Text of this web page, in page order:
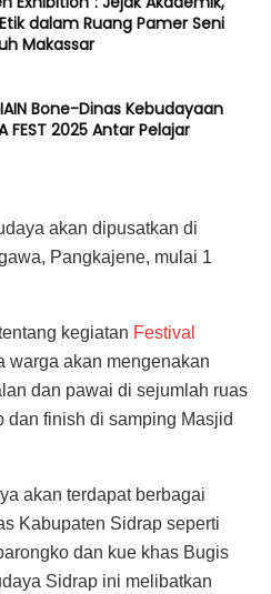
dalam Ruang Pamer Seni
Makassar
IAIN Bone-Dinas Kebudayaan
FEST 2025 Antar Pelajar
akan dipusatkan di
Pangkajene, mulai 1
kegiatan Festival
warga akan mengenakan
dan pawai di sejumlah ruas
finish di samping Masjid
akan terdapat berbagai
Kabupaten Sidrap seperti
dan kue khas Bugis
Sidrap ini melibatkan